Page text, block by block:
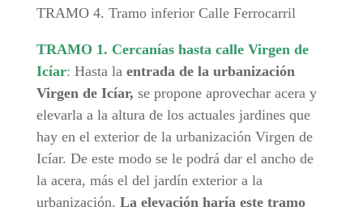
TRAMO 4. Tramo inferior Calle Ferrocarril
TRAMO 1. Cercanías hasta calle Virgen de
Icíar: Hasta la entrada de la urbanización
Virgen de Icíar, se propone aprovechar acera y
elevarla a la altura de los actuales jardines que
hay en el exterior de la urbanización Virgen de
Icíar. De este modo se le podrá dar el ancho de
la acera, más el del jardín exterior a la
urbanización. La elevación haría este tramo